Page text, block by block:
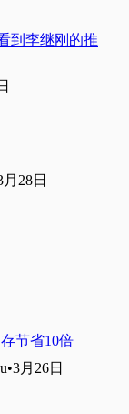
到李继刚的推
月28日
节省10倍
•3月26日